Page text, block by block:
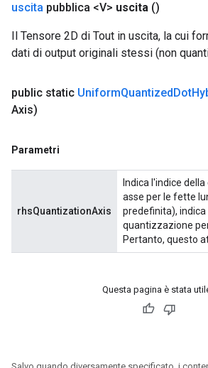
uscita pubblica <V> uscita ()
Il Tensore 2D di Tout in uscita, la cui
dati di output originali stessi (non
public static UniformQuantizedDot
Axis)
Parametri
rhsQuantizationAxis
Indica l'indice
asse per le fette
predefinita),
quantizzazione
Pertanto, questo
Questa pagina è stata